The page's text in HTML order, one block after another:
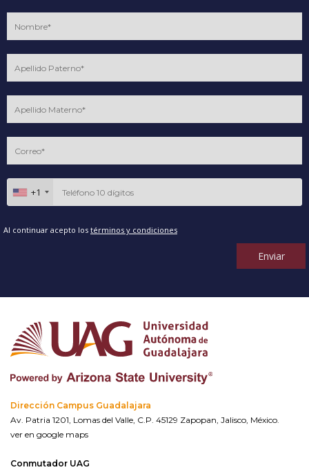
+1
Al continuar acepto los términos y condiciones
Enviar
Dirección Campus Guadalajara
Av. Patria 1201, Lomas del Valle, C.P. 45129 Zapopan, Jalisco, México.
ver en google maps
Conmutador UAG